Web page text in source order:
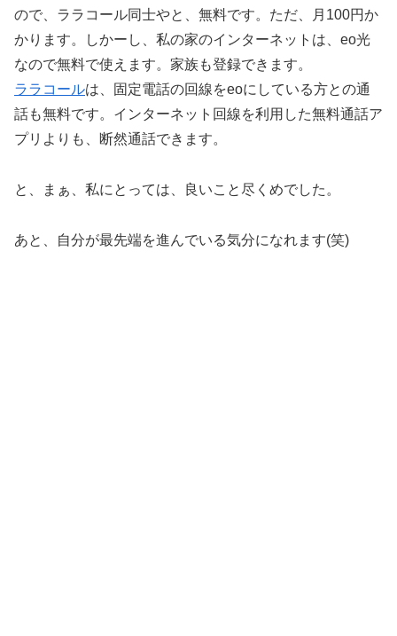
ので、ララコール同士やと、無料です。ただ、月100円か
かります。しかーし、私の家のインターネットは、eo光
なので無料で使えます。家族も登録できます。
ララコールは、固定電話の回線をeoにしている方との通
話も無料です。インターネット回線を利用した無料通話ア
プリよりも、断然通話できます。
と、まぁ、私にとっては、良いこと尽くめでした。
あと、自分が最先端を進んでいる気分になれます(笑)